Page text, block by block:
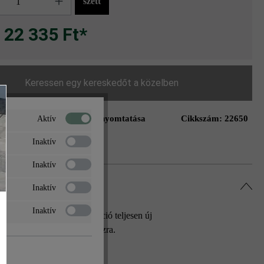
22 335 Ft*
Keressen egy kereskedőt a közelben
a kívánságlistáhozOldal nyomtatása Cikkszám: 22650
kapta. Ez a kombináció teljesen új
mintát rajzol a teraszra.
Aktív
Inaktív
Inaktív
Inaktív
Inaktív